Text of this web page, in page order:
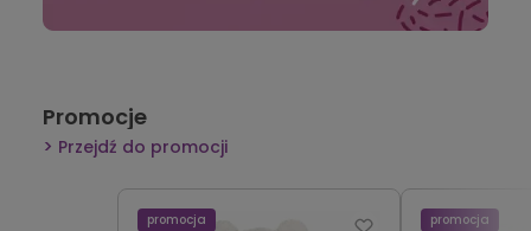
Promocje
Przejdź do promocji
promocja promocja